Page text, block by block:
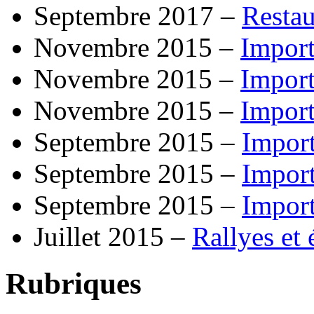
Septembre 2017 –
Novembre 2015 –
Novembre 2015 –
Novembre 2015 –
Septembre 2015 –
Septembre 2015 –
Septembre 2015 –
Juillet 2015 – Rallyes et
Rubriques